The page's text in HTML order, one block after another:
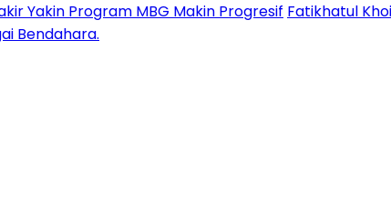
Yakin Program MBG Makin Progresif Fatikhatul
Bendahara.